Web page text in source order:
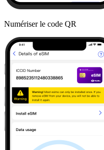
Numériser le code QR